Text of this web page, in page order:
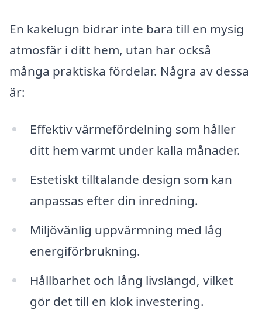
En kakelugn bidrar inte bara till en mysig
atmosfär i ditt hem, utan har också
många praktiska fördelar. Några av dessa
är:
Effektiv värmefördelning som håller
ditt hem varmt under kalla månader.
Estetiskt tilltalande design som kan
anpassas efter din inredning.
Miljövänlig uppvärmning med låg
energiförbrukning.
Hållbarhet och lång livslängd, vilket
gör det till en klok investering.